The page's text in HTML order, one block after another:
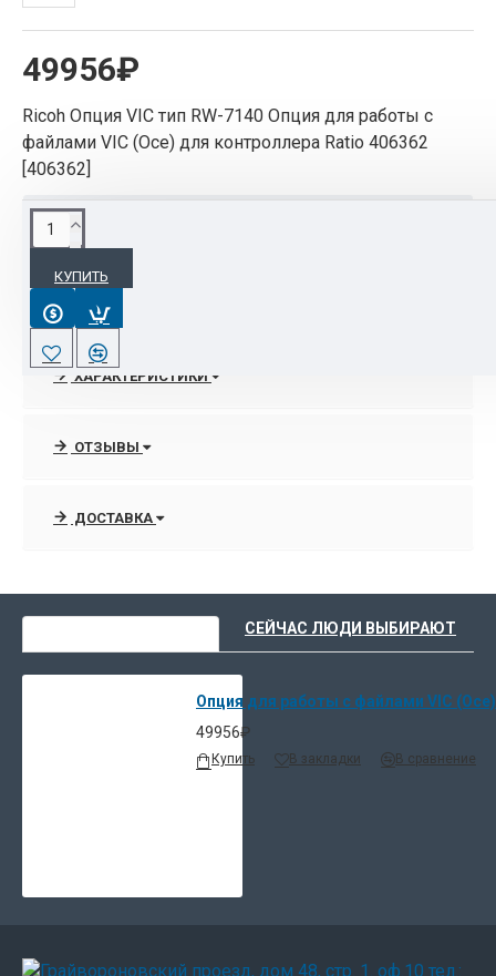
49956₽
Ricoh Опция VIC тип RW-7140 Опция для работы с
файлами VIC (Oce) для контроллера Ratio 406362
[406362]
КУПИТЬ
ОПИСАНИЕ
Ricoh Опция VIC тип RW-7140 Опция для работы с
файлами VIC (Oce) для контроллера Ratio 406362
[406362]
ХАРАКТЕРИСТИКИ
ОТЗЫВЫ
ДОСТАВКА
СЕЙЧАС ЛЮДИ ВЫБИРАЮТ
Опция для работы с файлами VIC
49956₽
Купить В закладки В сравнение